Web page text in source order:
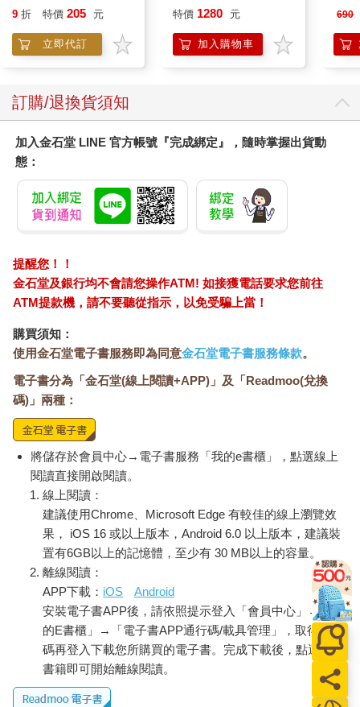
(Disney The Lion King)
9 折 特價 205 元
立即代訂
組 Dawn of Palpagos
特價 1280 元
加入購物車
690
訂購/退換貨須知
加入金石堂 LINE 官方帳號『完成綁定』，隨時掌握出貨動
態：
提醒您！！
金石堂及銀行均不會請您操作ATM! 如接獲電話要求您前往
ATM提款機，請不要聽從指示，以免受騙上當！
購買須知：
使用金石堂電子書服務即為同意金石堂電子書服務條款。
電子書分為「金石堂(線上閱讀+APP)」及「Readmoo(兌換
碼)」兩種：
將儲存於會員中心→電子書服務「我的e書櫃」，點選線上
閱讀直接開啟閱讀。
線上閱讀：
建議使用Chrome、Microsoft Edge 有較佳的線上瀏覽效
果， iOS 16 或以上版本，Android 6.0 以上版本，建議裝
置有6GB以上的記憶體，至少有 30 MB以上的容量。
離線閱讀：
APP下載： iOS
Android
安裝電子書APP後，請依照提示登入「會員中心」→「我
的E書櫃」→「電子書APP通行碼/載具管理」，取得通行
碼再登入下載您所購買的電子書。完成下載後，點選任一
書籍即可開始離線閱讀。